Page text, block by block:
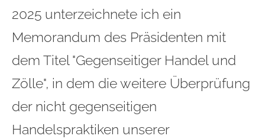
2025 unterzeichnete ich ein
Memorandum des Präsidenten mit
dem Titel "Gegenseitiger Handel und
Zölle", in dem die weitere Überprüfung
der nicht gegenseitigen
Handelspraktiken unserer